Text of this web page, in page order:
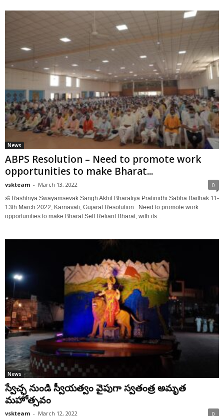
News
ABPS Resolution – Need to promote work
opportunities to make Bharat...
vskteam - March 13, 2022 0
ॐ Rashtriya Swayamsevak Sangh Akhil Bharatiya Pratinidhi Sabha Baithak 11-
13th March 2022, Karnavati, Gujarat Resolution : Need to promote work
opportunities to make Bharat Self Reliant Bharat, with its...
News
స్వేచ్ఛ నుండి స్వీయత్వం వైపుగా స్వతంత్ర అమృత‌
మ‌హోత్స‌వం
vskteam - March 12, 2022 0